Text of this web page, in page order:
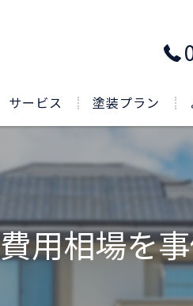
サービス 塗装プラン
用相場を